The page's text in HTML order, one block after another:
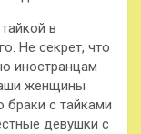
в
Не секрет, что
иностранцам
женщины
браки с тайками
девушки с